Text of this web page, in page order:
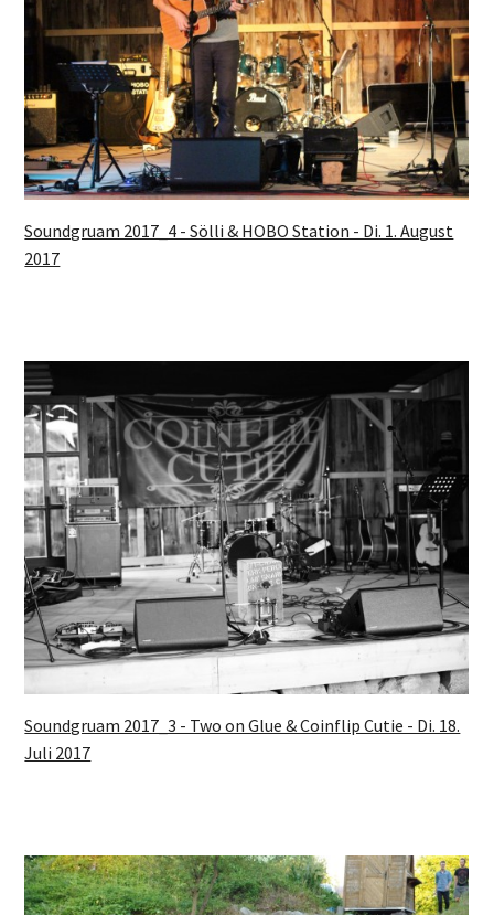
Soundgruam 2017_4 - Sölli & HOBO Station - Di. 1. August
2017
Soundgruam 2017_3 - Two on Glue & Coinflip Cutie - Di. 18.
Juli 2017